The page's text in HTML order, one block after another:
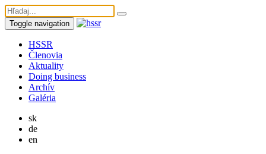
Toggle navigation
HSSR
Členovia
Aktuality
Doing business
Archív
Galéria
sk
de
en